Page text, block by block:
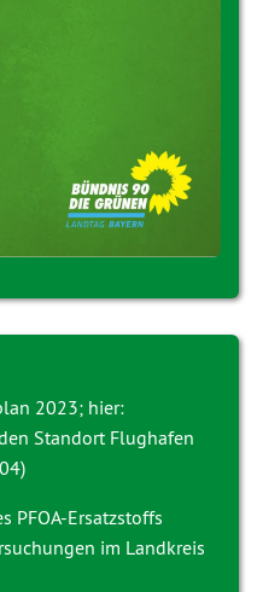
2023; hier:
Standort Flughafen
PFOA-Ersatzstoffs
im Landkreis